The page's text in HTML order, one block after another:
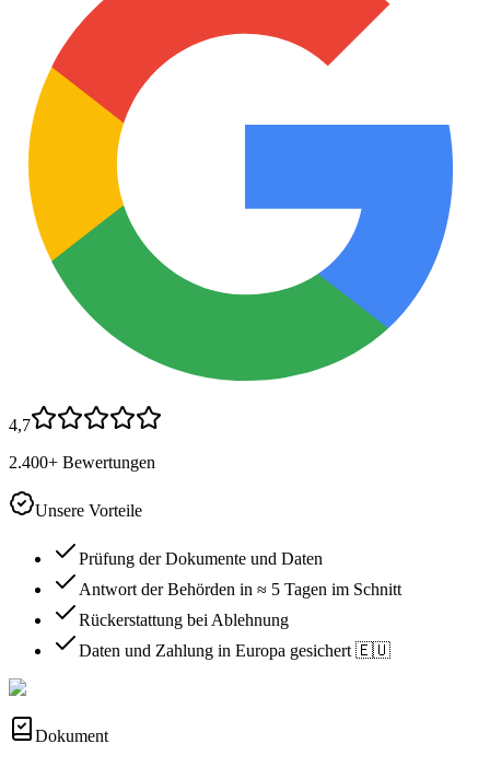
4,7
2.400+ Bewertungen
Unsere Vorteile
Prüfung der Dokumente und Daten
Antwort der Behörden in ≈ 5 Tagen im Schnitt
Rückerstattung bei Ablehnung
Daten und Zahlung in Europa gesichert 🇪🇺
Dokument